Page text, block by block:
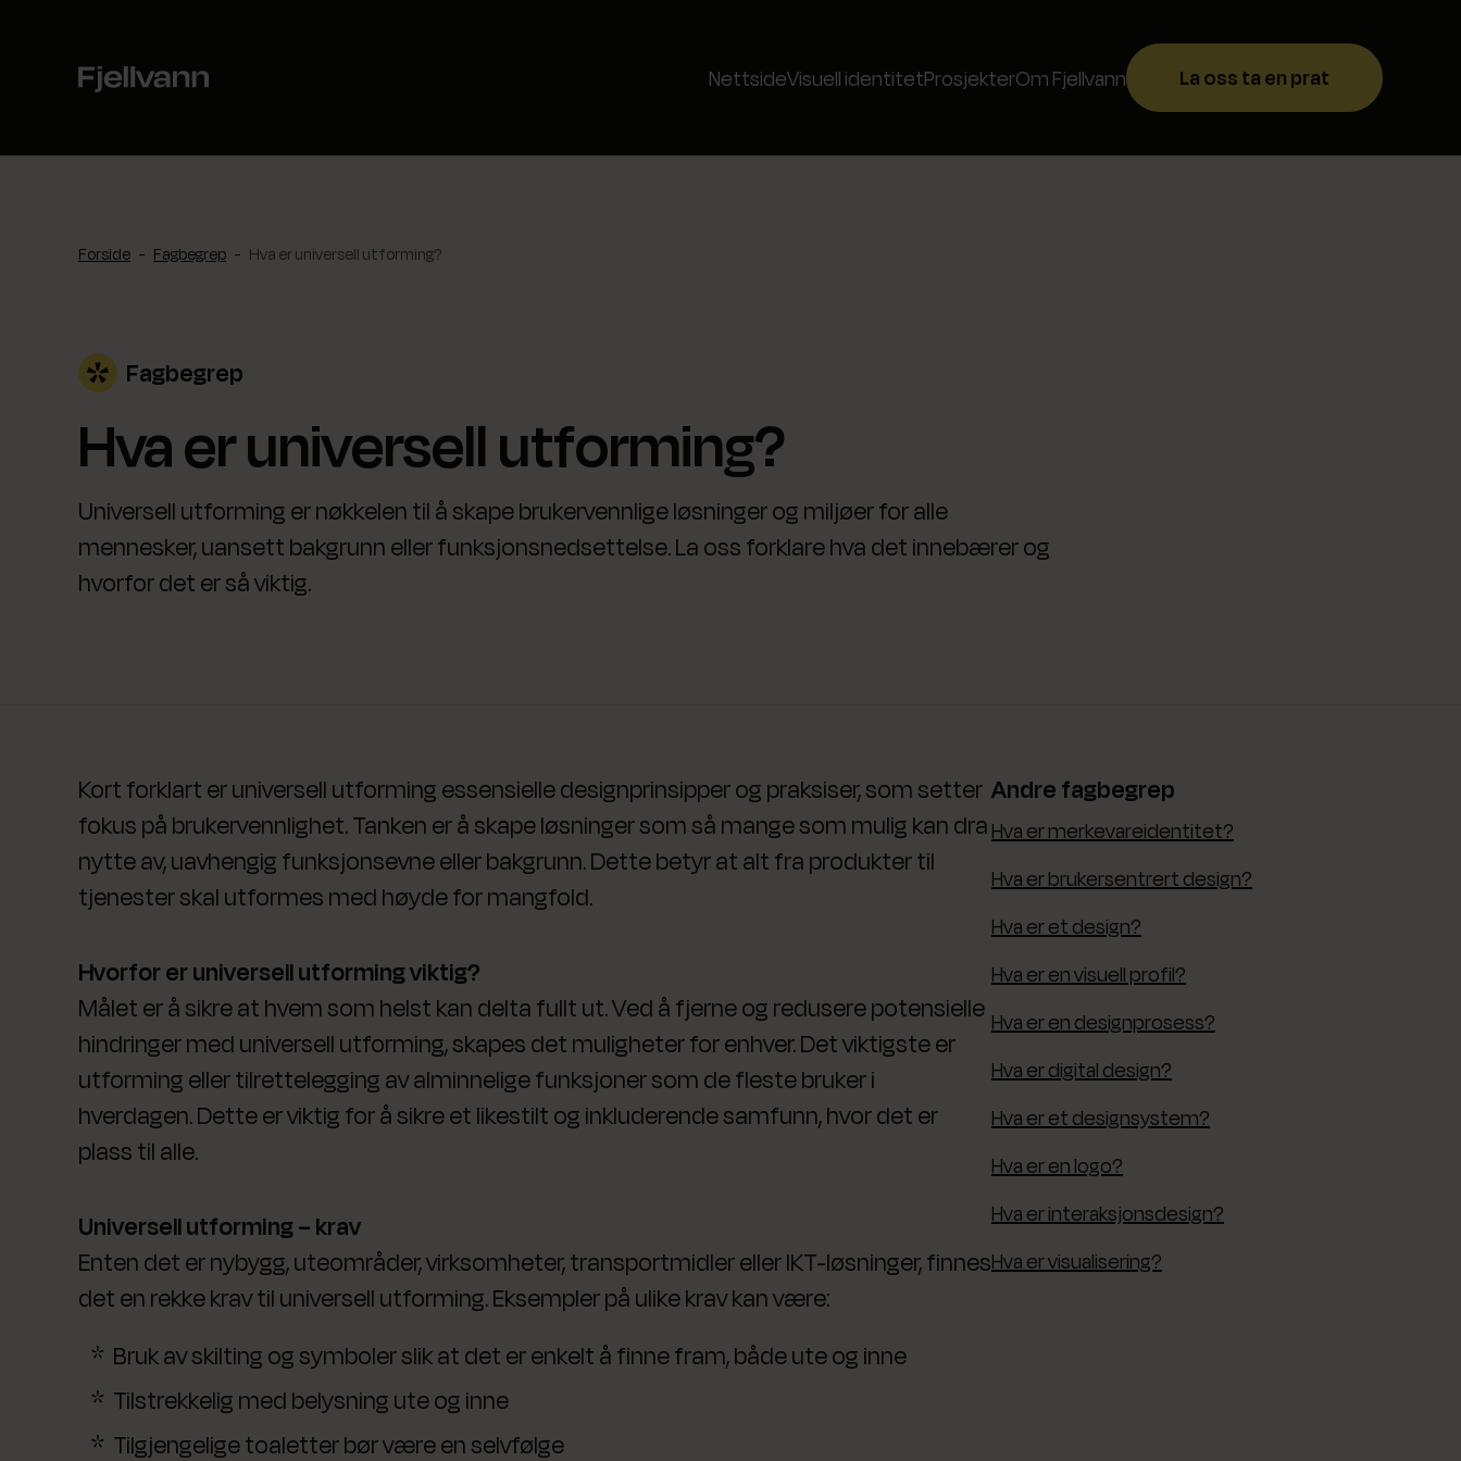
NettsideVisuell identitetProsjekterOm Fjellvann La oss ta en prat
Forside - Fagbegrep - Hva er universell utforming?
Fagbegrep
Hva er universell utforming?
Universell utforming er nøkkelen til å skape brukervennlige løsninger og miljøer for alle
mennesker, uansett bakgrunn eller funksjonsnedsettelse. La oss forklare hva det innebærer og
hvorfor det er så viktig.
Kort forklart er universell utforming essensielle designprinsipper og praksiser, som setter
fokus på brukervennlighet. Tanken er å skape løsninger som så mange som mulig kan dra
nytte av, uavhengig funksjonsevne eller bakgrunn. Dette betyr at alt fra produkter til
tjenester skal utformes med høyde for mangfold.
Hvorfor er universell utforming viktig?
Målet er å sikre at hvem som helst kan delta fullt ut. Ved å fjerne og redusere potensielle
hindringer med universell utforming, skapes det muligheter for enhver. Det viktigste er
utforming eller tilrettelegging av alminnelige funksjoner som de fleste bruker i
hverdagen. Dette er viktig for å sikre et likestilt og inkluderende samfunn, hvor det er
plass til alle.
Universell utforming – krav
Enten det er nybygg, uteområder, virksomheter, transportmidler eller IKT-løsninger, finnes
det en rekke krav til universell utforming. Eksempler på ulike krav kan være:
Bruk av skilting og symboler slik at det er enkelt å finne fram, både ute og inne
Tilstrekkelig med belysning ute og inne
Tilgjengelige toaletter bør være en selvfølge
Andre fagbegrep
Hva er merkevareidentitet?
Hva er brukersentrert design?
Hva er et design?
Hva er en visuell profil?
Hva er en designprosess?
Hva er digital design?
Hva er et designsystem?
Hva er en logo?
Hva er interaksjonsdesign?
Hva er visualisering?